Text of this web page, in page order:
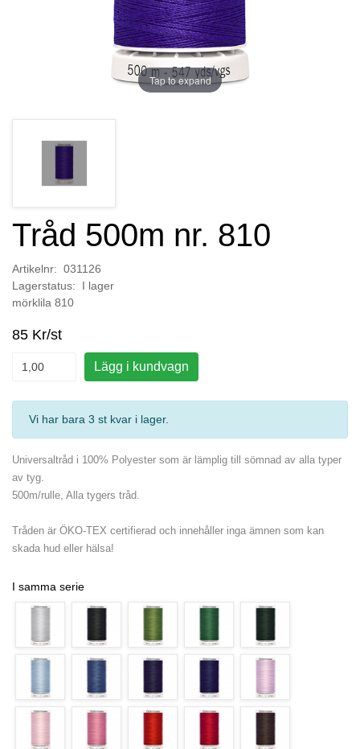
Tap to expand
Tråd 500m nr. 810
Artikelnr: 031126
Lagerstatus: I lager
mörklila 810
85 Kr/st
Lägg i kundvagn
Vi har bara 3 st kvar i lager.
Universaltråd i 100% Polyester som är lämplig till sömnad av alla typer
av tyg.
500m/rulle, Alla tygers tråd.
Tråden är ÖKO-TEX certifierad och innehåller inga ämnen som kan
skada hud eller hälsa!
I samma serie